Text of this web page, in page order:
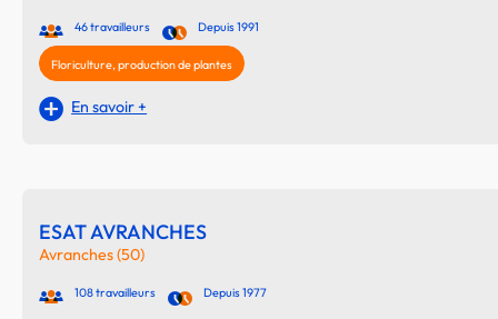
46 travailleurs Depuis 1991
Floriculture, production de plantes
En savoir +
ESAT AVRANCHES
Avranches (50)
108 travailleurs Depuis 1977